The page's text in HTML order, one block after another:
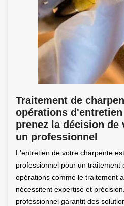
Traitement de
opérations
prenez la décision de
un professionnel
L'entretien de votre charpente
professionnel pour un traitement
opérations comme le traitement
nécessitent expertise et
professionnel garantit des